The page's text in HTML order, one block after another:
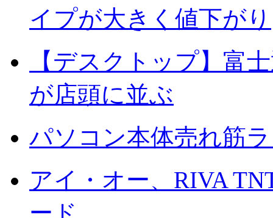
イプが大きく値下がり
【デスクトップ】富
が店頭に並ぶ
パソコン本体売れ筋
アイ・オー、RIVA